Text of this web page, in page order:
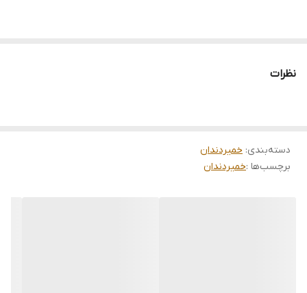
نظرات
دسته‌بندی: خمیردندان
برچسب‌ها :خمیردندان